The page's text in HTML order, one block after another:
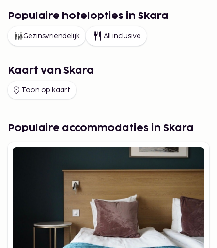
Populaire hotelopties in Skara
Gezinsvriendelijk All inclusive
Kaart van Skara
Toon op kaart
Populaire accommodaties in Skara